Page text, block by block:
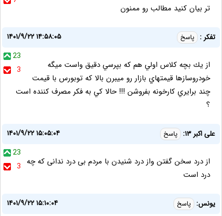
تر بیان کنید مطالب رو ممنون
تفكر : پاسخ
۱۴۰۱/۹/۲۲ ۱۴:۵۸:۰۵
23
3
از يك بچه كلاس اولي هم كه بپرسي دقيق واست ميگه
خودروسازها قيمتهاي بازار رو ميبرن بالا كه توبورس با قيمت
چند برايري كارخونه بفروشن !!! حالا كي به فكر مصرف كننده است
؟
علی اکبر ۱۳: پاسخ
۱۴۰۱/۹/۲۲ ۱۵:۰۵:۰۴
23
3 از درد سخن گفتن واز درد شنیدن با مردم بی درد ندانی که چه
درد است
یونس: پاسخ
۱۴۰۱/۹/۲۲ ۱۵:۱۰:۰۴